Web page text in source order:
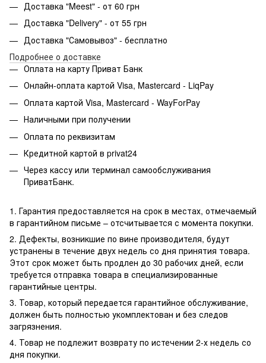
Доставка "Meest" - от 60 грн
Доставка "Delivery" - от 55 грн
Доставка "Самовывоз" - бесплатно
Подробнее о доставке
Оплата на карту Приват Банк
Онлайн-оплата картой Visa, Mastercard - LiqPay
Оплата картой Visa, Mastercard - WayForPay
Наличными при получении
Оплата по реквизитам
Кредитной картой в privat24
Через кассу или терминал самообслуживания
ПриватБанк.
1. Гарантия предоставляется на срок в местах, отмечаемый
в гарантийном письме – отсчитывается с момента покупки.
2. Дефекты, возникшие по вине производителя, будут
устранены в течение двух недель со дня принятия товара.
Этот срок может быть продлен до 30 рабочих дней, если
требуется отправка товара в специализированные
гарантийные центры.
3. Товар, который передается гарантийное обслуживание,
должен быть полностью укомплектован и без следов
загрязнения.
4. Товар не подлежит возврату по истечении 2-х недель со
дня покупки.